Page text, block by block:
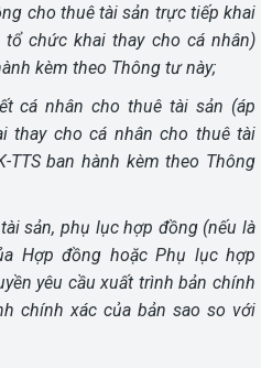
cho thuê tài sản trực tiếp khai
chức khai thay cho cá nhân)
kèm theo Thông tư này;
cá nhân cho thuê tài sản (áp
thay cho cá nhân cho thuê tài
TTS ban hành kèm theo Thông
sản, phụ lục hợp đồng (nếu là
Hợp đồng hoặc Phụ lục hợp
yêu cầu xuất trình bản chính
chính xác của bản sao so với